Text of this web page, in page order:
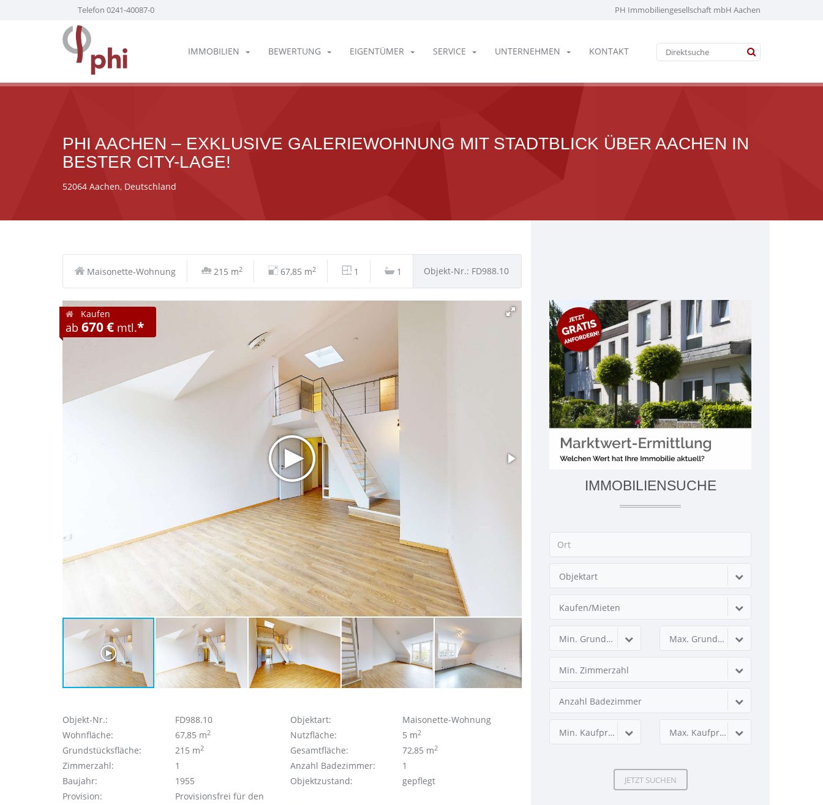
Telefon 0241-40087-0 PH Immobiliengesellschaft mbH Aachen
IMMOBILIEN BEWERTUNG EIGENTÜMER SERVICE UNTERNEHMEN KONTAKT
PHI AACHEN – EXKLUSIVE GALERIEWOHNUNG MIT STADTBLICK ÜBER AACHEN IN
BESTER CITY-LAGE!
52064 Aachen, Deutschland
Maisonette-Wohnung 215 m2 67,85 m2 1 1 Objekt-Nr.: FD988.10
Kaufen
ab 670 € mtl.*
Objekt-Nr.: FD988.10 Objektart:
Maisonette-Wohnung
Wohnfläche:
67,85 m2 Nutzfläche: 5 m2
Grundstücksfläche: 215 m2 Gesamtfläche: 72,85 m2
Zimmerzahl: 1 Anzahl Badezimmer:
1
Baujahr:
1955 Objektzustand:
gepflegt
Provision:
Provisionsfrei für den
IMMOBILIENSUCHE
Objektart
Kaufen/Mieten
Min. Grundstücksfläche Max. Grundstücksfläche
Min. Zimmerzahl
Anzahl Badezimmer
Min. Kaufpreis Max. Kaufpreis
JETZT SUCHEN